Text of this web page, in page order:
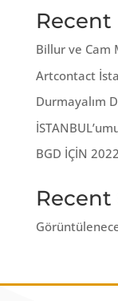
Recent
Billur ve Cam
Artcontact
Durmayalım
BGD İÇİN